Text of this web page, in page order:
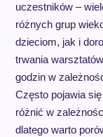
uczestników –
różnych grup
dzieciom, jak i
trwania
godzin w
Często pojawia
różnić w
dlatego warto